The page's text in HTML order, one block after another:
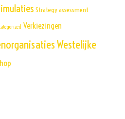
Strategy assessment
Verkiezingen
Westelijke